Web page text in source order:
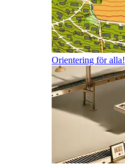
Orientering för alla!